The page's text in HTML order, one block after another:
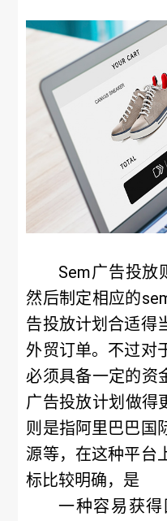
Sem广告投放
然后制定相应的
告投放计划合适得
外贸订单。不过对
必须具备一定的资
广告投放计划做得
则是指阿里巴巴国
源等，在这种平台
标比较明确，是
一种容易获